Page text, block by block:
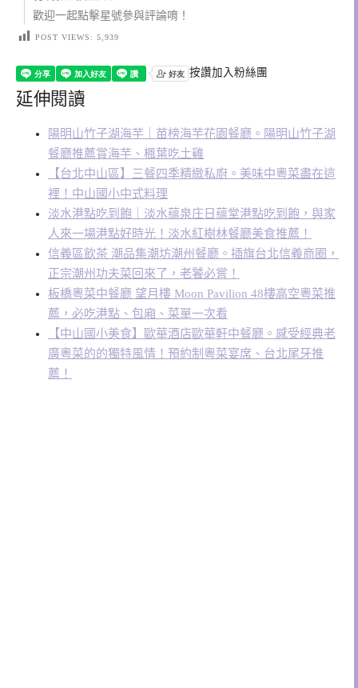
歡迎一起點擊星號參與評論唷！
POST VIEWS: 5,939
按讚加入粉絲團
延伸閱讀
陽明山竹子湖海芋｜苗榜海芋花園餐廳。陽明山竹子湖
餐廳推薦賞海芋、楓葉吃土雞
【台北中山區】三餐四季精緻私廚。美味中粵菜盡在這
裡！中山國小中式料理
淡水港點吃到飽｜淡水蘊泉庄日蘊堂港點吃到飽，與家
人來一場港點好時光！淡水紅樹林餐廳美食推薦！
信義區飲茶 潮品集潮坊潮州餐廳。插旗台北信義商圈，
正宗潮州功夫菜回來了，老饕必嘗！
板橋粵菜中餐廳 望月樓 Moon Pavilion 48樓高空粵菜推
薦，必吃港點、包廂、菜單一次看
【中山國小美食】歐華酒店歐華軒中餐廳。感受經典老
廣粵菜的的獨特風情！預約制粵菜宴席、台北尾牙推
薦！